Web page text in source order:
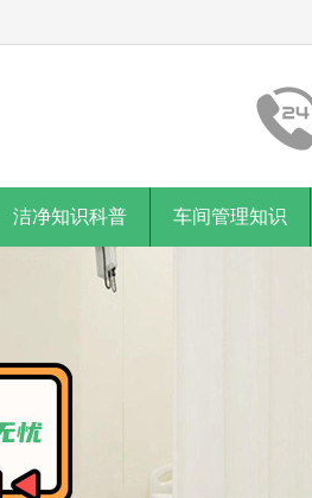
洁净知识科普 车间管理知识